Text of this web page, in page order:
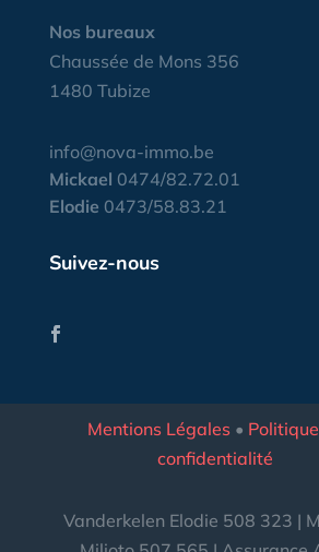
Nos bureaux
Chaussée de Mons 356
1480 Tubize
info@nova-immo.be
Mickael 0474/82.72.01
Elodie 0473/58.83.21
Suivez-nous
Mentions Légales•
confidentialité
Vanderkelen Elodie 508 323 |